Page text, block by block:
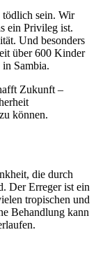
tödlich sein. Wir
ein Privileg ist.
Und besonders
über 600 Kinder
Sambia.
Zukunft –
können.
die durch
Der Erreger ist ein
tropischen und
Behandlung kann